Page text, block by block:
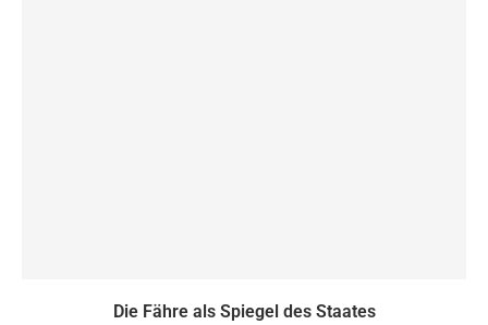
Die Fähre als Spiegel des Staates